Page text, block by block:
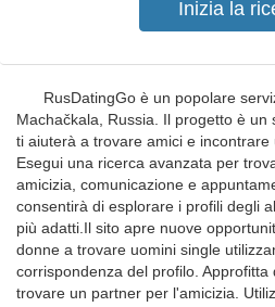
RusDatingGo è un popolare
Machačkala, Russia. Il progetto è un
ti aiuterà a trovare amici e incontrare
Esegui una ricerca avanzata per
amicizia, comunicazione e
consentirà di esplorare i profili degli
più adatti.Il sito apre nuove
donne a trovare uomini single
corrispondenza del profilo.
trovare un partner per l'amicizia.